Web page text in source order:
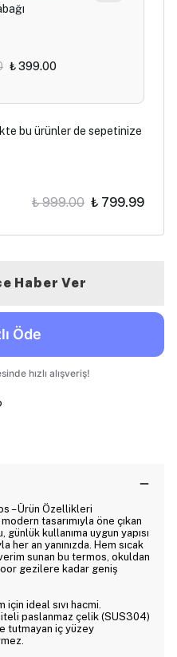
₺ 399.00
bu ürünler de sepetinize
₺ 999.00 ₺ 799.99
Haber Ver
– Ürün Özellikleri
modern tasarımıyla öne çıkan
kullanıma uygun yapısı
her an yanınızda. Hem sıcak
sunan bu termos, okuldan
gezilere kadar geniş
ideal sıvı hacmi.
paslanmaz çelik (SUS304)
tutmayan iç yüzey